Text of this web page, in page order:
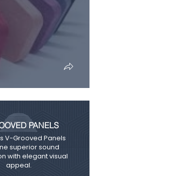
PANELS
V-Grooved Panels
superior sound
with elegant visual
appeal.